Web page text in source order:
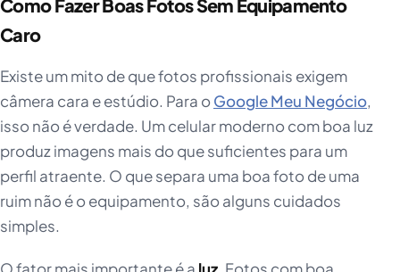
Como Fazer Boas Fotos Sem Equipamento
Caro
Existe um mito de que fotos profissionais exigem
câmera cara e estúdio. Para oGoogle Meu Negócio,
isso não é verdade. Um celular moderno com boa luz
produz imagens mais do que suficientes para um
perfil atraente. O que separa uma boa foto de uma
ruim não é o equipamento, são alguns cuidados
simples.